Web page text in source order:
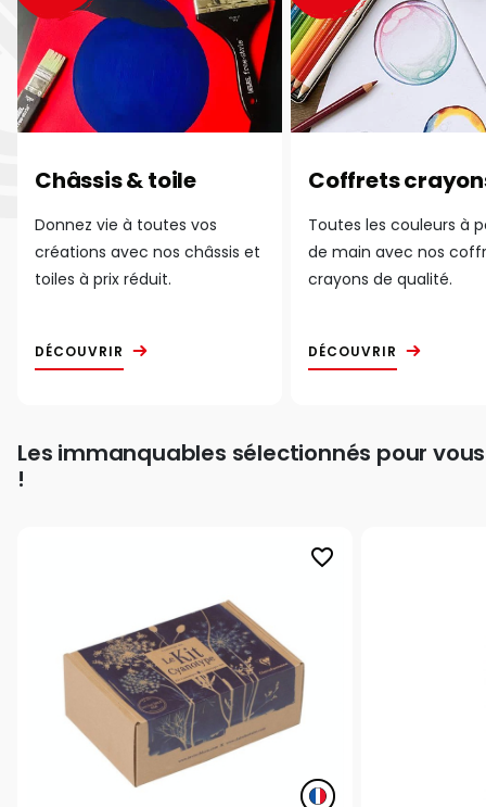
Châssis & toile
Donnez vie à toutes vos
créations avec nos châssis et
toiles à prix réduit.
DÉCOUVRIR
Coffrets
Toutes les couleurs à
de main avec nos
crayons de qualité.
DÉCOUVRIR
Les immanquables sélectionnés pour vous
!
favorite_border